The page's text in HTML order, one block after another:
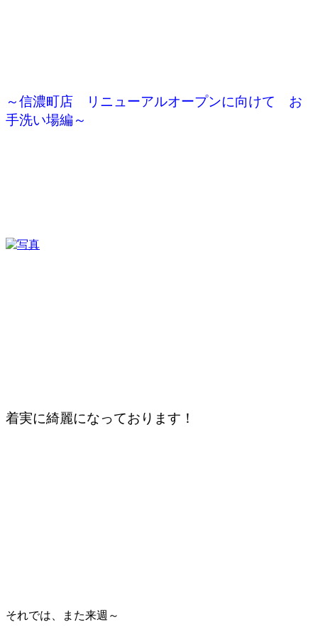
～信濃町店 リニューアルオープンに向けて お
手洗い場編～
着実に綺麗になっております！
それでは、また来週～